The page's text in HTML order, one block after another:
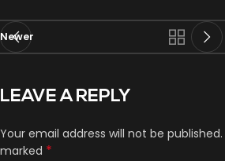
Newer
LEAVE A REPLY
Your email address will not be published.
marked *